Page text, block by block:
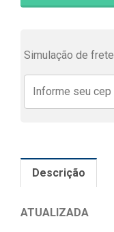
Simulação de frete
Descrição
ATUALIZADA